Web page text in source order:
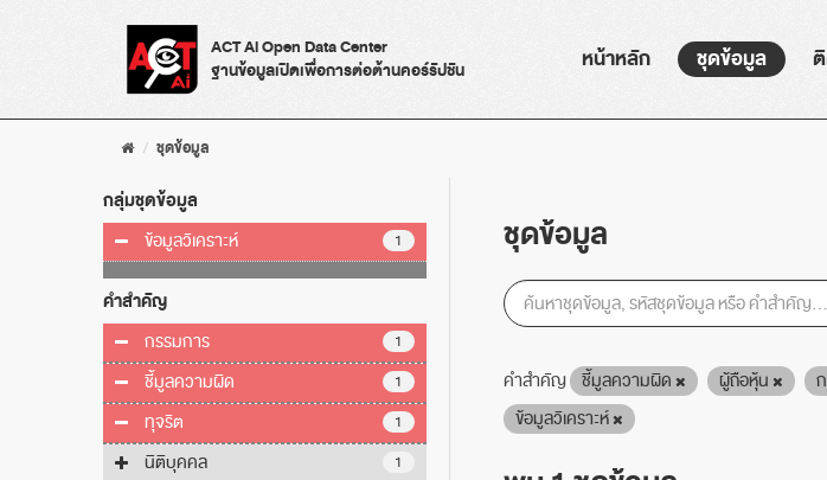
ACT Ai Open Data Center
ฐานข้อมูลเปิดเพื่อการต่อต้านคอร์รัปชัน
หน้าหลัก ชุดข้อมูล
ชุดข้อมูล
กลุ่มชุดข้อมูล
ข้อมูลวิเคราะห์ 1
คำสำคัญ
กรรมการ 1
ชี้มูลความผิด 1
ทุจริต 1
นิติบุคคล 1
ชุดข้อมูล
คำสำคัญ ชี้มูลความผิด ผู้ถือหุ้น
ข้อมูลวิเคราะห์